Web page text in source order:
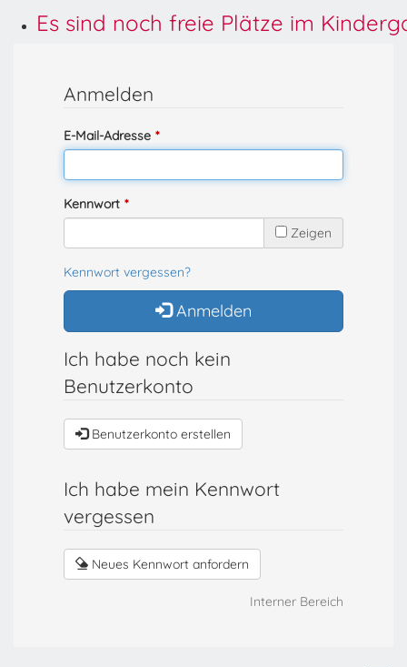
Es sind noch freie Plätze im
Anmelden
E-Mail-Adresse
Kennwort
Zeigen
Kennwort vergessen?
Anmelden
Ich habe noch kein
Benutzerkonto
Benutzerkonto erstellen
Ich habe mein Kennwort
vergessen
Neues Kennwort anfordern
Interner Bereich